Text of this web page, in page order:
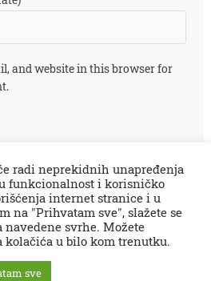
and website in this browser for
© 2026. Zaječar Online
kolumne
radi neprekidnih unapređenja
funkcionalnost i korisničko
internet stranice i u
na "Prihvatam sve", slažete se
svrhe. Možete
kolačića u bilo kom trenutku.
sve